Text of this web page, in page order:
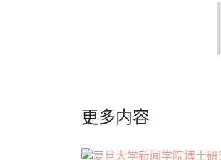
更多内容